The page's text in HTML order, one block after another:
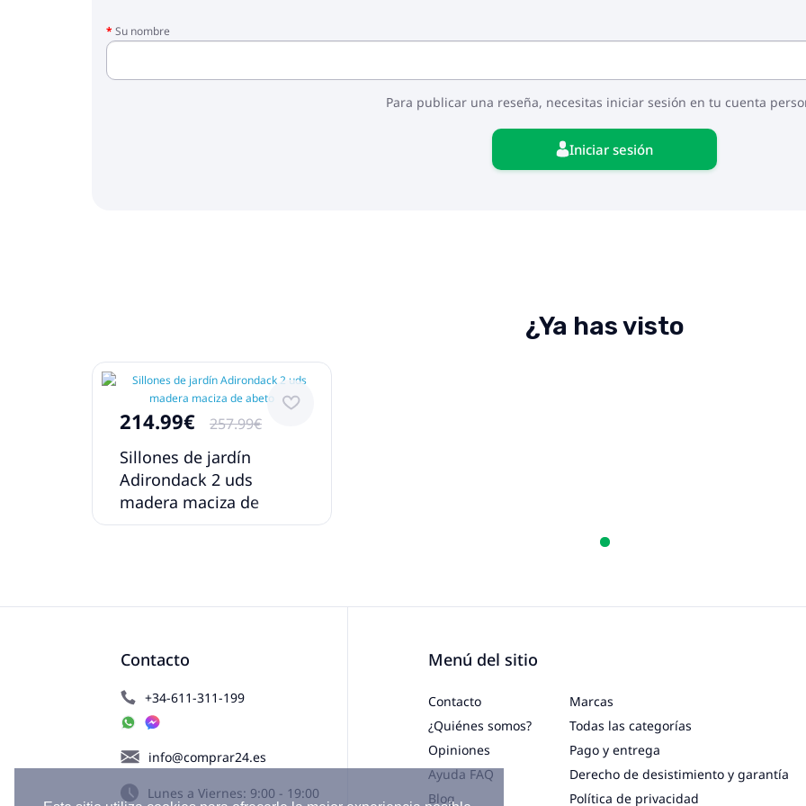
Su nombre
Para publicar una reseña, necesitas iniciar sesión en tu cuenta
Iniciar sesión
¿Ya has visto
214.99€ 257.99€
Sillones de jardín
Adirondack 2 uds
madera maciza de
abeto
Contacto
+34-611-311-199
info@comprar24.es
Lunes a Viernes: 9:00 - 19:00
Menú del sitio
Contacto
¿Quiénes somos?
Opiniones
Ayuda FAQ
Blog
Marcas
Todas las categorías
Pago y entrega
Derecho de desistimiento y garantía
Política de privacidad